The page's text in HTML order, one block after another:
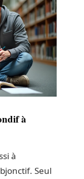
à
à
Seul